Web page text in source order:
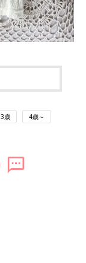
3歳 4歳～